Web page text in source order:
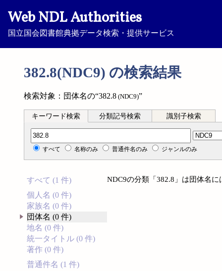
Web NDL Authorities
国立国会図書館典拠データ検索・提供サービス
382.8(NDC9) の検索結果
検索対象：団体名の“382.8 (NDC9)”
キーワード検索 分類記号検索 識別子検索
分類記号検索
すべて 名称のみ 普通件名のみ ジャンルのみ
すべて (1 件)
個人名 (0 件)
家族名 (0 件)
団体名 (0 件)
地名 (0 件)
統一タイトル (0 件)
著作 (0 件)
普通件名 (1 件)
NDC9の分類「382.8」は団体名